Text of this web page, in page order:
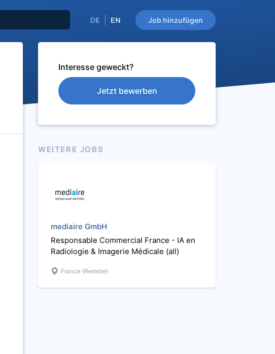
Job hinzufügen
DE EN
Interesse geweckt?
Jetzt bewerben
WEITERE JOBS
mediaire GmbH
Responsable Commercial France - IA en
Radiologie & Imagerie Médicale (all)
France (Remote)